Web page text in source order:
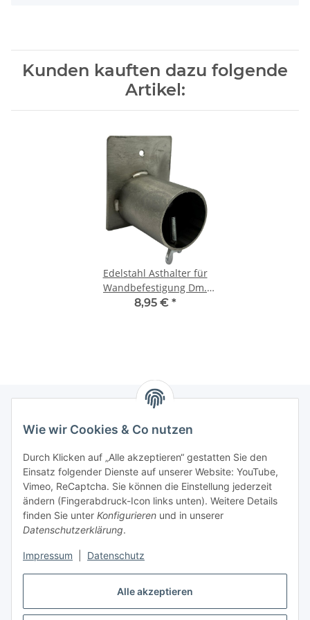
Alle akzeptieren
Wie wir Cookies & Co nutzen
Durch Klicken auf „Alle akzeptieren“ gestatten Sie den
Einsatz folgender Dienste auf unserer Website: YouTube,
Vimeo, ReCaptcha. Sie können die Einstellung jederzeit
ändern (Fingerabdruck-Icon links unten). Weitere Details
finden Sie unter Konfigurieren und in unserer
Datenschutzerklärung.
Impressum Datenschutz
Kunden kauften dazu folgende
Artikel:
Edelstahl Asthalter für
Wandbefestigung Dm.
40mm
8,95 € *
Informationen
Gesetzliche Informationen
Mein Konto
masterframe GmbH